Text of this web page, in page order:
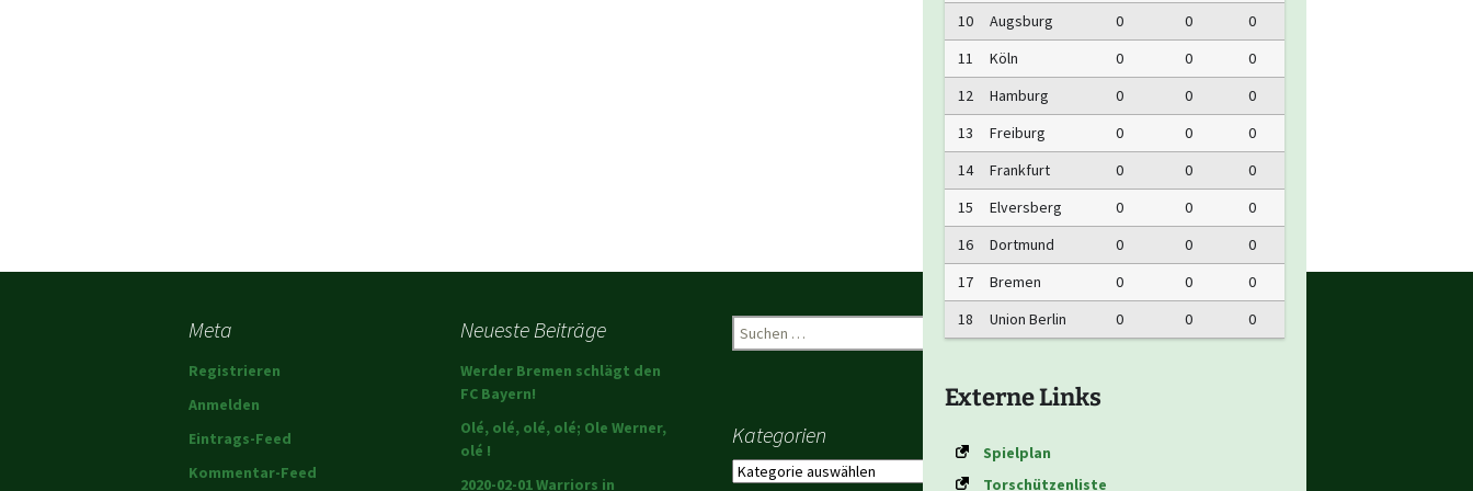
10
Augsburg 0 0
0
11
Köln 0 0
0
12
Hamburg 0 0
0
13
Freiburg 0 0
0
14
Frankfurt 0 0
0
15
Elversberg 0 0
0
16
Dortmund 0 0
0
17
Bremen 0 0
0
18
Union Berlin 0 0 0
Externe Links
Spielplan
Torschützenliste
Meta
Registrieren
Anmelden
Eintrags-Feed
Kommentar-Feed
Neueste Beiträge
Werder Bremen schlägt den
FC Bayern!
Olé, olé, olé, olé; Ole Werner,
olé !
2020-02-01 Warriors in
Suchen
nach:
Kategorien
Kategorien